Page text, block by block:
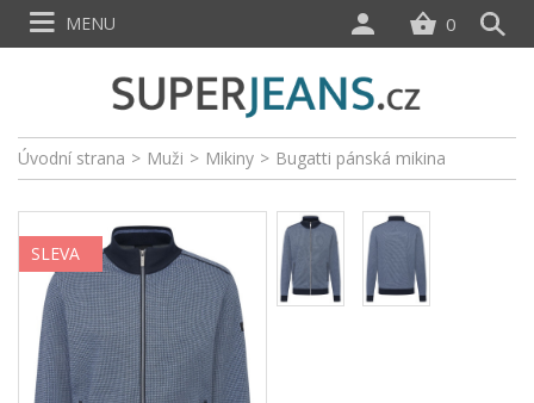
Úvodní strana > Muži > Mikiny > Bugatti pánská mikina
SLEVA
0
MENU